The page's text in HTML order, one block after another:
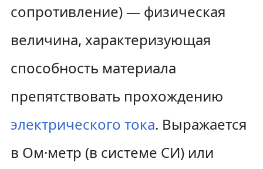
а
ц
у
сопротивление) — физическая
величина, характеризующая
способность материала
препятствовать прохождению
электрического тока. Выражается
в Ом·метр (в системе СИ) или